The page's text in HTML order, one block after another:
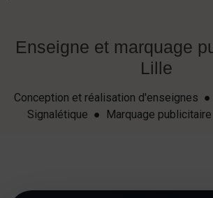
Enseigne et marquage
Lille
Conception et réalisation d'enseignes
Signalétique ● Marquage